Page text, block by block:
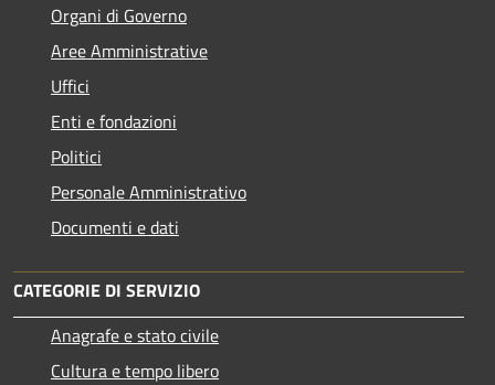
Organi di Governo
Aree Amministrative
Uffici
Enti e fondazioni
Politici
Personale Amministrativo
Documenti e dati
CATEGORIE DI SERVIZIO
Anagrafe e stato civile
Cultura e tempo libero